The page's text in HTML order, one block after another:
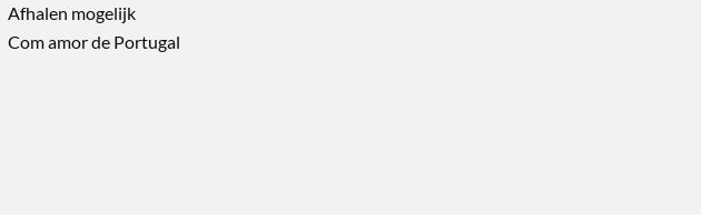
Afhalen mogelijk
Com amor de Portugal